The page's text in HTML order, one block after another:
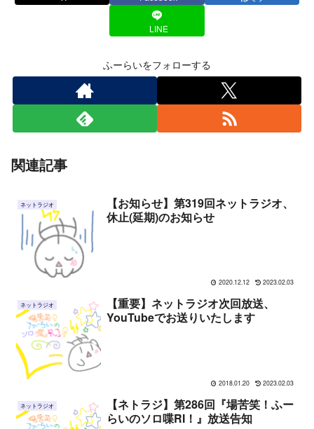
LINE
ふーらいをフォローする
関連記事
ネットラジオ
【お知らせ】第319回ネットラジオ、
休止(延期)のお知らせ
2020.12.12 2023.02.03
ネットラジオ
【重要】ネットラジオ次回放送、
YouTubeでお送りいたします
2018.01.20 2023.02.03
ネットラジオ
【ネトラジ】第286回『場苦笑！ふー
らいのソロ喋RI！』放送告知